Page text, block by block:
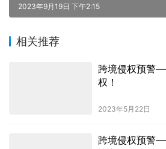
2023年9月19日 下午2:15
相关推荐
跨境侵权预警
权！
2023年5月22日
跨境侵权预警